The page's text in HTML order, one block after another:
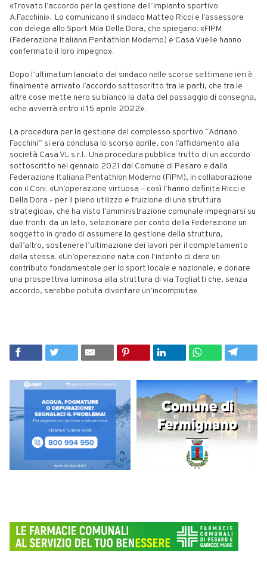
«Trovato l’accordo per la gestione dell’impianto sportivo
A.Facchini». Lo comunicano il sindaco Matteo Ricci e l’assessore
con delega allo Sport Mila Della Dora, che spiegano: «FIPM
(Federazione Italiana Pentathlon Moderno) e Casa Vuelle hanno
confermato il loro impegno».
Dopo l’ultimatum lanciato dal sindaco nelle scorse settimane ieri è
finalmente arrivato l’accordo sottoscritto tra le parti, che tra le
altre cose mette nero su bianco la data del passaggio di consegna,
«che avverrà entro il 15 aprile 2022».
La procedura per la gestione del complesso sportivo “Adriano
Facchini” si era conclusa lo scorso aprile, con l’affidamento alla
società Casa VL s.r.l.. Una procedura pubblica frutto di un accordo
sottoscritto nel gennaio 2021 dal Comune di Pesaro e dalla
Federazione Italiana Pentathlon Moderno (FIPM), in collaborazione
con il Coni: «Un’operazione virtuosa – così l’hanno definita Ricci e
Della Dora - per il pieno utilizzo e fruizione di una struttura
strategica», che ha visto l’amministrazione comunale impegnarsi su
due fronti: da un lato, selezionare per conto della Federazione un
soggetto in grado di assumere la gestione della struttura,
dall’altro, sostenere l’ultimazione dei lavori per il completamento
della stessa. «Un’operazione nata con l’intento di dare un
contributo fondamentale per lo sport locale e nazionale, e donare
una prospettiva luminosa alla struttura di via Togliatti che, senza
accordo, sarebbe potuta diventare un’incompiuta»